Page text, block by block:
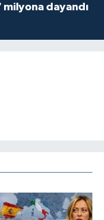
milyona dayandı